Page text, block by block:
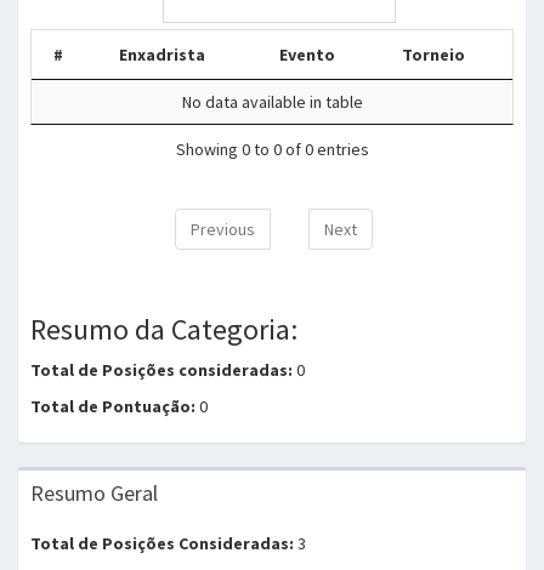
# Enxadrista Evento Torneio
No data available in table
Showing 0 to 0 of 0 entries
Previous Next
Resumo da Categoria:
Total de Posições consideradas: 0
Total de Pontuação: 0
Resumo Geral
Total de Posições Consideradas: 3